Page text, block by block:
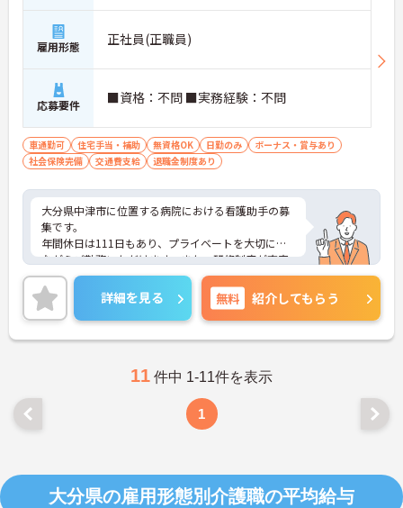
雇用形態 正社員(正職員)
応募要件 ■資格：不問 ■実務経験：不問
車通勤可 住宅手当・補助 無資格OK 日勤のみ
ボーナス・賞与あり
社会保険完備
交通費支給 退職金制度あり
大分県中津市に位置する病院における看護助手の募
集です。
年間休日は111日もあり、プライベートを大切にし
ながらご勤務いただけます。また、研修制度が充実
しています。業務に不安がある方でも安心してご勤
務いただけます。
ご興味のある方には、面接対策ポイントなど、さら
に詳細をご案内しますのでお気軽にご相談くださ
い！
詳細を見る 無料 紹介してもらう
11 件中 1-11件を表示
1
大分県の雇用形態別介護職の平均給与